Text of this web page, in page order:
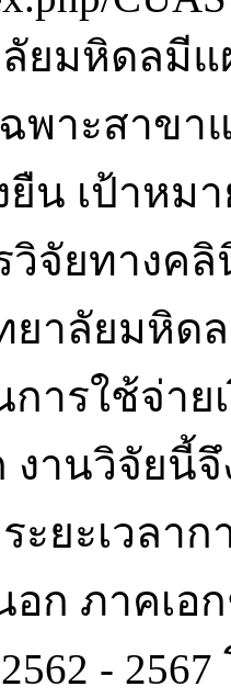
ยมหิดลมี
พาะสาข
เป้าหมาย
วิจัยทางค
าลัยมหิด
ารใช้จ่าย
งานวิจัยนี้
ะยะเวลา
ก ภาคเอ
-